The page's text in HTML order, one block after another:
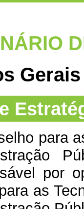
Gerais
para
por
as